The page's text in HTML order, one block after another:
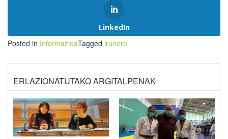
LinkedIn
Posted in InformazioaTagged irunero
ERLAZIONATUTAKO ARGITALPENAK